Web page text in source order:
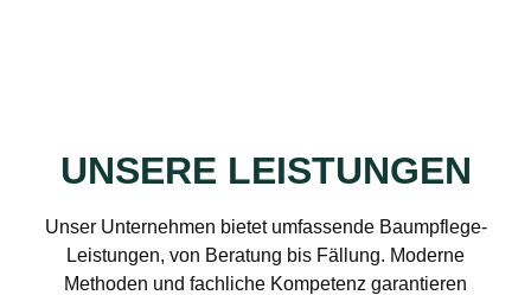
UNSERE LEISTUNGEN
Unser Unternehmen bietet umfassende Baumpflege-
Leistungen, von Beratung bis Fällung. Moderne
Methoden und fachliche Kompetenz garantieren